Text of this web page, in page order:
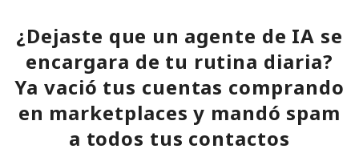
¿Dejaste que un agente de IA se
encargara de tu rutina diaria?
Ya vació tus cuentas comprando
en marketplaces y mandó spam
a todos tus contactos